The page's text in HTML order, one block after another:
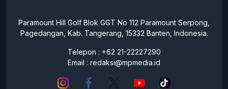
Paramount Hill Golf Blok GGT No 112 Paramount Serpong,
Pagedangan, Kab. Tangerang, 15332 Banten, Indonesia.
Telepon : +62 21-22227290
Email : redaksi@mpmedia.id